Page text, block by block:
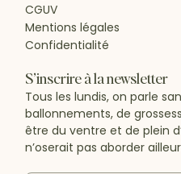
CGUV
Mentions légales
Confidentialité
S’inscrire à la newsletter
Tous les lundis, on parle
ballonnements, de
être du ventre et de plein
n’oserait pas aborder